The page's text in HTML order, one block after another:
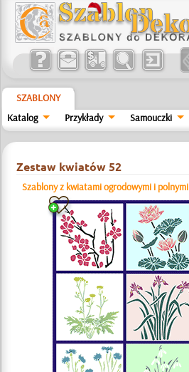
SZABLONY
Katalog
Przykłady Samouczki
Zestaw kwiatów 52
Szablony z kwiatami ogrodowymi i polnymi